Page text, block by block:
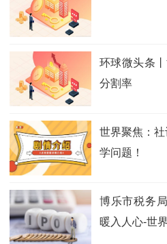
环球微头条
分割率
世界聚焦：
学问题！
博乐市税务
暖入人心-世